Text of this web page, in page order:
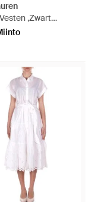
,Zwart
- Zwart